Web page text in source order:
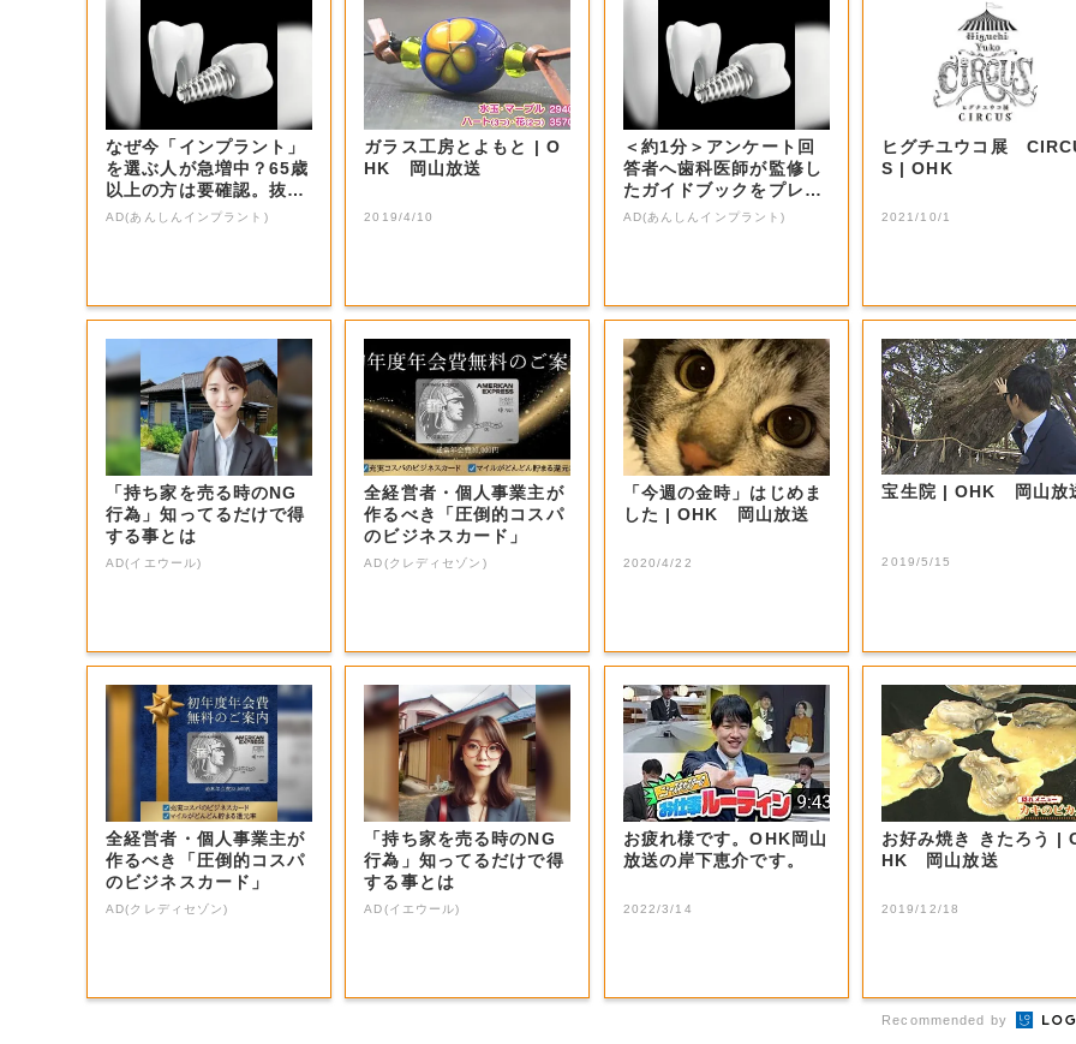
なぜ今「インプラント」
を選ぶ人が急増中？65歳
以上の方は要確認。抜け
た歯の放置は...
AD(あんしんインプラント)
ガラス工房とよもと | O
HK 岡山放送
2019/4/10
＜約1分＞アンケート回
答者へ歯科医師が監修し
たガイドブックをプレゼ
ント。65歳以...
AD(あんしんインプラント)
ヒグチユウコ展
S | OHK
2021/10/1
「持ち家を売る時のNG
行為」知ってるだけで得
する事とは
AD(イエウール)
全経営者・個人事業主が
作るべき「圧倒的コスパ
のビジネスカード」
AD(クレディセゾン)
「今週の金時」はじめま
した | OHK 岡山放送
2020/4/22
宝生院 | OHK 岡山
2019/5/15
全経営者・個人事業主が
作るべき「圧倒的コスパ
のビジネスカード」
AD(クレディセゾン)
「持ち家を売る時のNG
行為」知ってるだけで得
する事とは
AD(イエウール)
お疲れ様です。OHK岡山
放送の岸下恵介です。
2022/3/14
お好み焼き きたろう | O
HK 岡山放送
2019/12/18
Recommended by